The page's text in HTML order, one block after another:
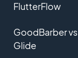
FlutterFlow
GoodBarber vs
Glide